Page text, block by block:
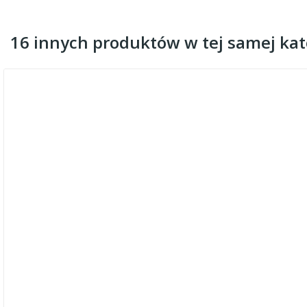
16 innych produktów w tej samej